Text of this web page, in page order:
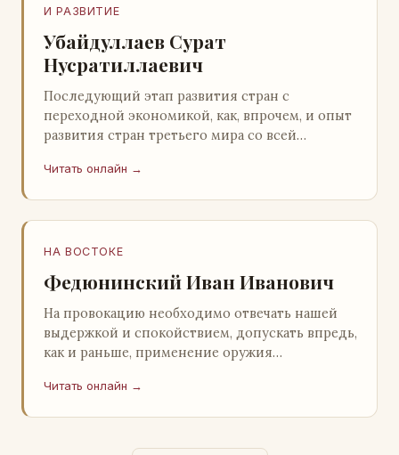
И РАЗВИТИЕ
Убайдуллаев Сурат
Нусратиллаевич
Последующий этап развития стран с
переходной экономикой, как, впрочем, и опыт
развития стран третьего мира со всей
ошибочность такого предс…
Читать онлайн →
НА ВОСТОКЕ
Федюнинский Иван Иванович
На провокацию необходимо отвечать нашей
выдержкой и спокойствием, допускать впредь,
как и раньше, применение оружия
самообороны о…
Читать онлайн →